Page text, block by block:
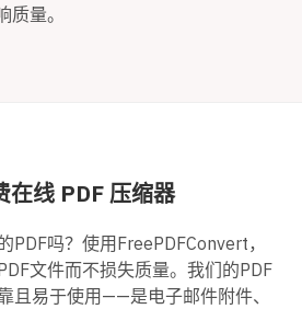
量。
在线 PDF 压缩器
PDF吗？使用FreePDFConvert，
文件而不损失质量。我们的PDF
且易于使用——是电子邮件附件、